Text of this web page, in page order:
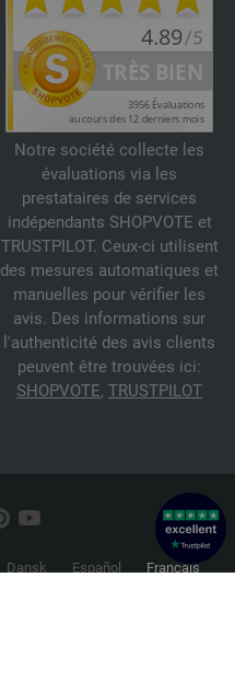
Notre société collecte les
évaluations via les
prestataires de services
indépendants SHOPVOTE et
TRUSTPILOT. Ceux-ci utilisent
des mesures automatiques et
manuelles pour vérifier les
avis. Des informations sur
l'authenticité des avis clients
peuvent être trouvées ici:
SHOPVOTE, TRUSTPILOT
Dansk Español
Français